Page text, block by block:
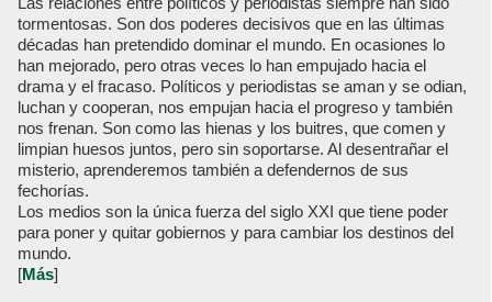
tormentosas. Son dos poderes decisivos que en las últimas
décadas han pretendido dominar el mundo. En ocasiones lo
han mejorado, pero otras veces lo han empujado hacia el
drama y el fracaso. Políticos y periodistas se aman y se odian,
luchan y cooperan, nos empujan hacia el progreso y también
nos frenan. Son como las hienas y los buitres, que comen y
limpian huesos juntos, pero sin soportarse. Al desentrañar el
misterio, aprenderemos también a defendernos de sus
fechorías.
Los medios son la única fuerza del siglo XXI que tiene poder
para poner y quitar gobiernos y para cambiar los destinos del
mundo.
[Más]